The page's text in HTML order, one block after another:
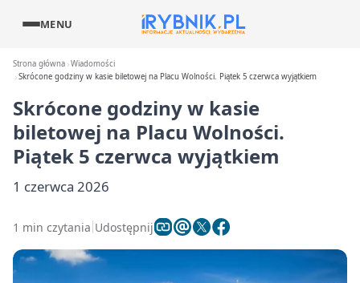
MENU
Strona główna Wiadomości
Skrócone godziny w kasie biletowej na Placu Wolności. Piątek 5 czerwca wyjątkiem
Skrócone godziny w kasie
biletowej na Placu Wolności.
Piątek 5 czerwca wyjątkiem
1 czerwca 2026
1 min czytania Udostępnij